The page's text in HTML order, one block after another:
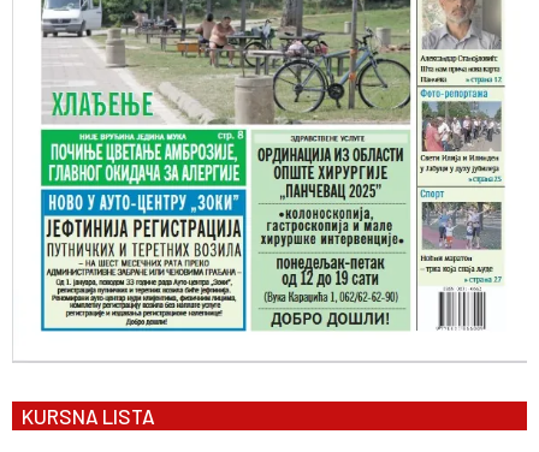
KURSNA LISTA